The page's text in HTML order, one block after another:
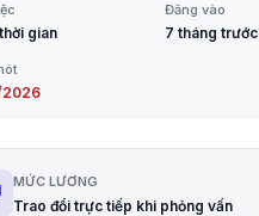
gian
Đăng vào
7 tháng trước
2026
MỨC LƯƠNG
Trao đổi trực tiếp khi phỏng vấn